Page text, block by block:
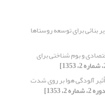
بنائی برای توسعه روستاها
و بوم شناختی برای
آلودگی هوا بر روی شدت
شماره 2، 1353]